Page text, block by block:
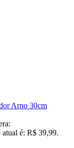
Arno 30cm
atual é: R$ 39,99.